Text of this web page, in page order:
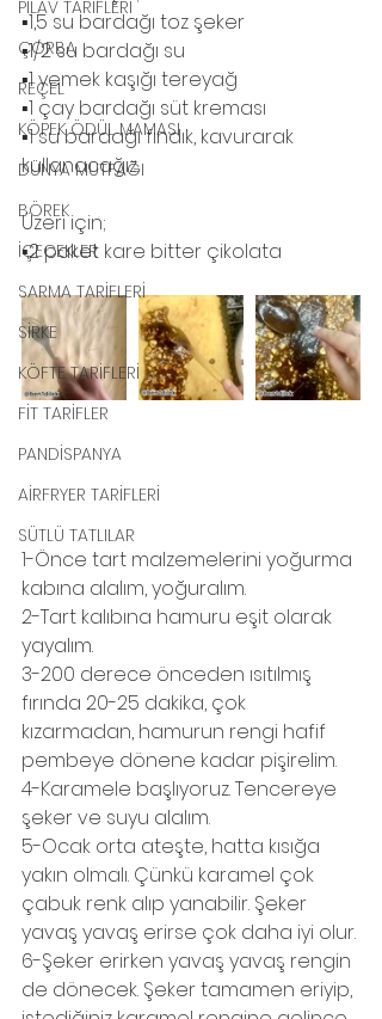
PİLAV TARİFLERİ
ÇORBA
REÇEL
KÖPEK ÖDÜL MAMASI
DÜNYA MUTFAĞI
BÖREK
İÇECEKLER
SARMA TARİFLERİ
SİRKE
KÖFTE TARİFLERİ
FİT TARİFLER
PANDİSPANYA
AİRFRYER TARİFLERİ
SÜTLÜ TATLILAR
▪️1,5 su bardağı toz şeker
▪️1/2 su bardağı su
▪️1 yemek kaşığı tereyağ
▪️1 çay bardağı süt kreması
▪️1 su bardağı fındık, kavurarak
kullanacağız.
Üzeri için;
▪️2 paket kare bitter çikolata
1-Önce tart malzemelerini yoğurma
kabına alalım, yoğuralım.
2-Tart kalıbına hamuru eşit olarak
yayalım.
3-200 derece önceden ısıtılmış
fırında 20-25 dakika, çok
kızarmadan, hamurun rengi hafif
pembeye dönene kadar pişirelim.
4-Karamele başlıyoruz. Tencereye
şeker ve suyu alalım.
5-Ocak orta ateşte, hatta kısığa
yakın olmalı. Çünkü karamel çok
çabuk renk alıp yanabilir. Şeker
yavaş yavaş erirse çok daha iyi olur.
6-Şeker erirken yavaş yavaş rengin
de dönecek. Şeker tamamen eriyip,